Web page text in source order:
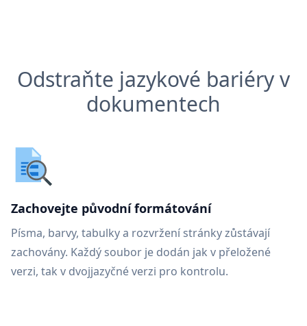
Odstraňte jazykové bariéry v
dokumentech
Zachovejte původní formátování
Písma, barvy, tabulky a rozvržení stránky zůstávají
zachovány. Každý soubor je dodán jak v přeložené
verzi, tak v dvojjazyčné verzi pro kontrolu.